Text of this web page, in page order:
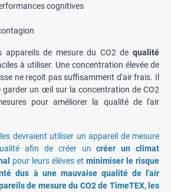
cognitives
appareils de mesure du CO2 de qualité
à utiliser. Une concentration élevée de
ne reçoit pas suffisamment d'air frais. Il
un œil sur la concentration de CO2
pour améliorer la qualité de l'air
devraient utiliser un appareil de mesure
afin de créer uncréer un climat
pour leurs élèves et minimiser le risque
dus à une mauvaise qualité de l'air
de mesure du CO2 de TimeTEX, les